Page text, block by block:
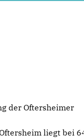
der Oftersheimer
liegt bei